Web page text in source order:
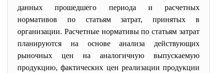
данных прошедшего периода и расчетных
нормативов по статьям затрат, принятых в
организации. Расчетные нормативы по статьям затрат
планируются на основе анализа действующих
рыночных цен на аналогичную выпускаемую
продукцию, фактических цен реализации продукции